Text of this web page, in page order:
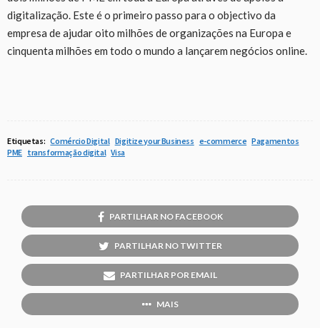
digitalização. Este é o primeiro passo para o objectivo da
empresa de ajudar oito milhões de organizações na Europa e
cinquenta milhões em todo o mundo a lançarem negócios online.
Etiquetas: Comércio Digital Digitize your Business e-commerce Pagamentos
PME transformação digital Visa
PARTILHAR NO FACEBOOK
PARTILHAR NO TWITTER
PARTILHAR POR EMAIL
MAIS